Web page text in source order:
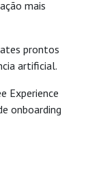
mais
prontos
artificial.
Experience
onboarding